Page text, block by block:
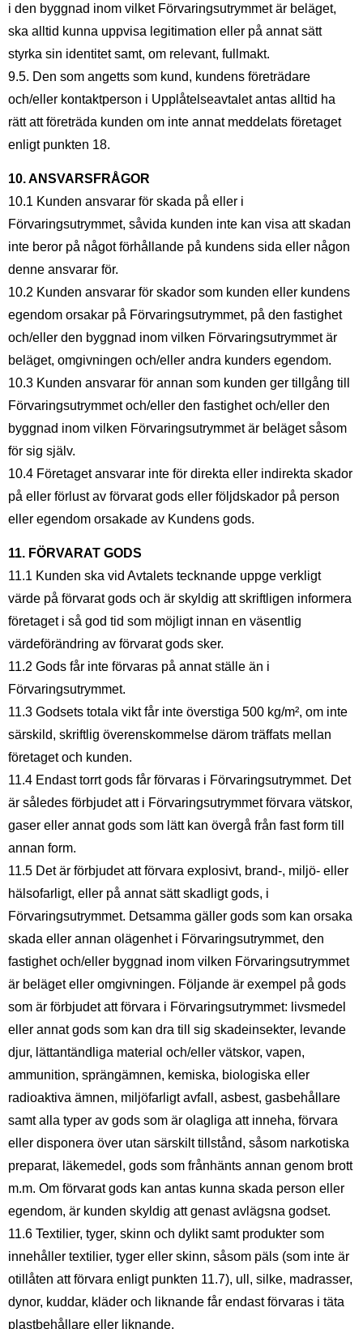
i den byggnad inom vilket Förvaringsutrymmet är beläget,
ska alltid kunna uppvisa legitimation eller på annat sätt
styrka sin identitet samt, om relevant, fullmakt.
9.5. Den som angetts som kund, kundens företrädare
och/eller kontaktperson i Upplåtelseavtalet antas alltid ha
rätt att företräda kunden om inte annat meddelats företaget
enligt punkten 18.
10. ANSVARSFRÅGOR
10.1 Kunden ansvarar för skada på eller i
Förvaringsutrymmet, såvida kunden inte kan visa att skadan
inte beror på något förhållande på kundens sida eller någon
denne ansvarar för.
10.2 Kunden ansvarar för skador som kunden eller kundens
egendom orsakar på Förvaringsutrymmet, på den fastighet
och/eller den byggnad inom vilken Förvaringsutrymmet är
beläget, omgivningen och/eller andra kunders egendom.
10.3 Kunden ansvarar för annan som kunden ger tillgång till
Förvaringsutrymmet och/eller den fastighet och/eller den
byggnad inom vilken Förvaringsutrymmet är beläget såsom
för sig själv.
10.4 Företaget ansvarar inte för direkta eller indirekta skador
på eller förlust av förvarat gods eller följdskador på person
eller egendom orsakade av Kundens gods.
11. FÖRVARAT GODS
11.1 Kunden ska vid Avtalets tecknande uppge verkligt
värde på förvarat gods och är skyldig att skriftligen informera
företaget i så god tid som möjligt innan en väsentlig
värdeförändring av förvarat gods sker.
11.2 Gods får inte förvaras på annat ställe än i
Förvaringsutrymmet.
11.3 Godsets totala vikt får inte överstiga 500 kg/m², om inte
särskild, skriftlig överenskommelse därom träffats mellan
företaget och kunden.
11.4 Endast torrt gods får förvaras i Förvaringsutrymmet. Det
är således förbjudet att i Förvaringsutrymmet förvara vätskor,
gaser eller annat gods som lätt kan övergå från fast form till
annan form.
11.5 Det är förbjudet att förvara explosivt, brand-, miljö- eller
hälsofarligt, eller på annat sätt skadligt gods, i
Förvaringsutrymmet. Detsamma gäller gods som kan orsaka
skada eller annan olägenhet i Förvaringsutrymmet, den
fastighet och/eller byggnad inom vilken Förvaringsutrymmet
är beläget eller omgivningen. Följande är exempel på gods
som är förbjudet att förvara i Förvaringsutrymmet: livsmedel
eller annat gods som kan dra till sig skadeinsekter, levande
djur, lättantändliga material och/eller vätskor, vapen,
ammunition, sprängämnen, kemiska, biologiska eller
radioaktiva ämnen, miljöfarligt avfall, asbest, gasbehållare
samt alla typer av gods som är olagliga att inneha, förvara
eller disponera över utan särskilt tillstånd, såsom narkotiska
preparat, läkemedel, gods som frånhänts annan genom brott
m.m. Om förvarat gods kan antas kunna skada person eller
egendom, är kunden skyldig att genast avlägsna godset.
11.6 Textilier, tyger, skinn och dylikt samt produkter som
innehåller textilier, tyger eller skinn, såsom päls (som inte är
otillåten att förvara enligt punkten 11.7), ull, silke, madrasser,
dynor, kuddar, kläder och liknande får endast förvaras i täta
plastbehållare eller liknande.